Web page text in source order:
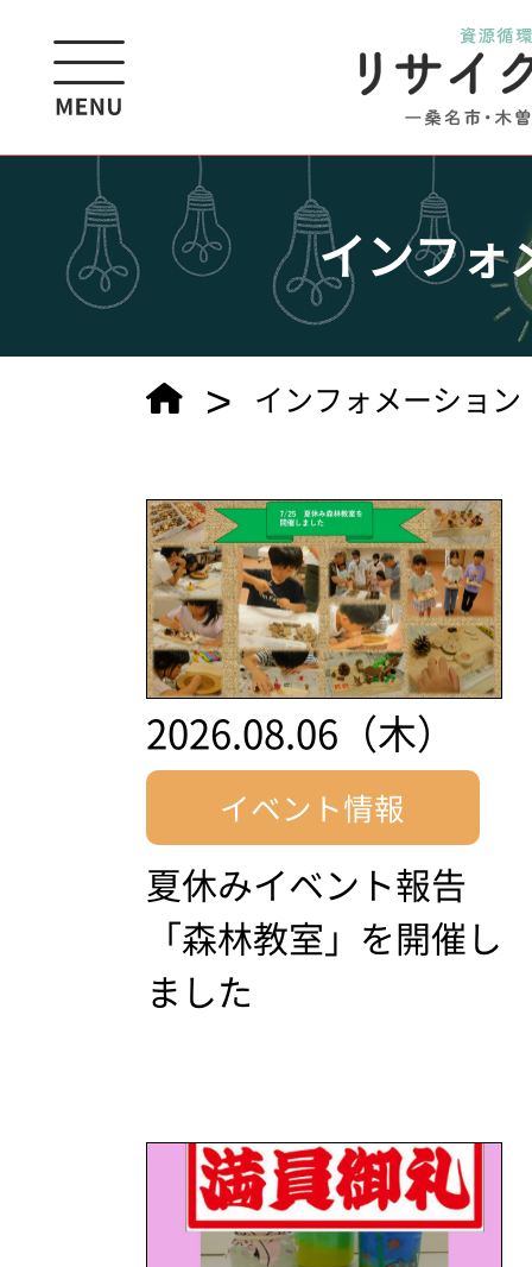
インフォ
> インフォメーション
2026.08.06（木）
イベント情報
夏休みイベント報告
「森林教室」を開催し
ました